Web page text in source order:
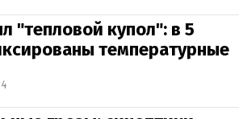
"тепловой купол": в 5
температурные